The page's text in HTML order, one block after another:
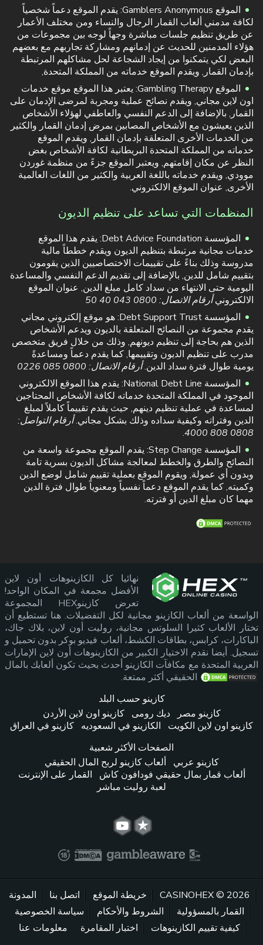
الموقع Gamblers Anonymous: يقدم الموقع دعماً شخصياً
لكافة مدمني ألعاب القمار الرجال والنساء ومن مختلف الأعمار
عن طريق تنظيم جلسات مباشرة وجهاً لوجه بين مجموعات من
هؤلاء المدمنين للحديث عن إدمانهم ومشاركة تجاربهم مع بعضهم
البعض لكي يتمكنوا من إيجاد الشجاعة لحل مشاكلهم المرتبطة
بإدمان القمار, ويقدم الموقع خدماته من المملكة المتحدة,
الموقع Gambling Therapy: يعتبر هذا الموقع موقع خدمات
اون لاين مجاني, ويقدم نصائح عملية ومجربة لمرضى الإدمان على
القمار, بالإضافة إلى الدعم النفسي والعاطفي لهؤلاء الأشخاص
الذين يعيشون مع الأشخاص المصابين بمرض إدمان القمار والكثير
من الخدمات الأخرى المتعلقة بإدمان القمار, ويقدم الموقع
خدماته من المملكة المتحدة البريطانية لكافة الأشخاص بغض
النظر عن مكان إقامتهم, ويعتبر الموقع جزءً من منظمة غوردن
موودي, ويقدم خدماته باللغة العربية والكثير من اللغات العالمية
الأخرى, عنوان الموقع الالكتروني.
المنظمات التي تساعد على تنظيم الديون
المؤسسة Debt Advice Foundation: يقدم هذا الموقع
خدمات مجانية مرتبطة بتنظيم الديون ويقدم خططاً مالية
مدروسة وذلك بناءً على تقييمات الاختصاصيين الذين يقومون
بتقييم شامل للدين, بالإضافة إلى تقديم الدعم النفسي والمساعدة
اليومية حتى الانتهاء من سداد كامل مبلغ الدين, عنوان الموقع
الالكترونيأرقام الاتصال: 0800 043 40 50
المؤسسة Debt Support Trust: هو موقع إلكتروني مجاني
يقدم مجموعة من النصائح المتعلقة بالديون ويدعم الأشخاص
الذين هم بحاجة إلى تنظيم ديونهم, وذلك من خلال فريق متخصص
مدرب على تنظيم الديون وتقييمها, كما يقدم دعماً ومساعدةً
يومية طوال فترة سداد الدين.أرقام الاتصال: 0800 085 0226
المؤسسة National Debt Line: يقدم هذا الموقع الالكتروني
الموجود في المملكة المتحدة خدماته لكافة الأشخاص المحتاجين
لمساعدة في عملية تنظيم دينهم, حيث يقدم تقييماً كاملاً لمبلغ
الدين وفتراته وكيفية سداده وذلك بشكل مجاني.أرقام التواصل:
0808 808 4000
.
المؤسسة Step Change: يقدم الموقع مجموعة واسعة من
النصائح والطرق والخطط لمعالجة مشاكل الديون بسرية تامة
وبدون أي عمولة, ويقوم الموقع بعملية تقييم شامل لوضع الدين
وكميته, كما يقدم الموقع دعماً نفسياً ومعنوياً طوال فترة الدين
مهما كان مبلغ الدين أو فترته.
نهائيا كل الكازينوهات أون لاين
الأفضل مجمعة في المكان الواحد!
تعرض كازينوHEX المجموعة
الواسعة من ألعاب الكازينو مجانية لكل التفضيلات. هنا تستطيع أن
تختار الألعاب كثيرا السلوتس مجانية، روليت أون لاين، بلاك جاك،
الباكارات، كرابس، بطاقات الكشط، ألعاب فيديو بوكر بدون تحميل و
تسجيل. أيضا نقدم الاختيار الكبير من الكازينوهات أون لاين الإمارات
العربية المتحدة مع مكافآت الكازينو أحدث بحيث تكون ألعابك بالمال
الحقيقي أكثر ممتعة.
كازينو حسب البلد
كازينو مصر
ديك رومى
كازينو اون لاين الأردن
كازينو اون لاين الكويت
الكازينو في السعوديه كازينو في العراق
الصفحات الأكثر شعبية
كازينو عربي
ألعاب كازينو لربح المال الحقيقي
ألعاب قمار بمال حقيقي فودافون كاش
القمار على الإنترنت
لعبة روليت مباشر
2026 © CASINOHEX خريطة الموقع اتصل بنا
المدونة
القمار بالمسؤولية
الشروط والأحكام
سياسة الخصوصية
كيفية تقييم الكازينوهات
اختبار المقامرة معلومات عنا